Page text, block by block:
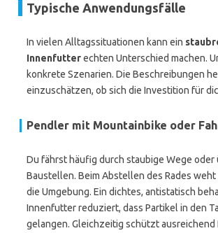
Typische Anwendungsfälle
In vielen Alltagssituationen kann ein
Innenfutterechten Unterschied machen.
konkrete Szenarien. Die Beschreibungen
einzuschätzen, ob sich die Investition für
Pendler mit Mountainbike oder
Du fährst häufig durch staubige Wege oder
Baustellen. Beim Abstellen des Rades
die Umgebung. Ein dichtes, antistatisch
Innenfutter reduziert, dass Partikel in den
gelangen. Gleichzeitig schützt ausreichend